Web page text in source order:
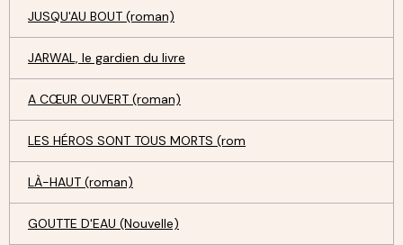
JUSQU'AU BOUT (roman)
JARWAL, le gardien du livre
A CŒUR OUVERT (roman)
LES HÉROS SONT TOUS MORTS (rom
LÀ-HAUT (roman)
GOUTTE D'EAU (Nouvelle)